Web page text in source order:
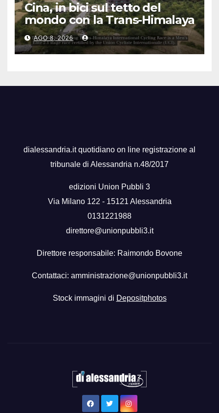
Cina, in bici sul tetto del
mondo con la Trans-Himalaya
Race
AGO 8, 2026
dialessandria.it quotidiano on line registrazione al
tribunale di Alessandria n.48/2017
edizioni Union Pubbli 3
Via Milano 122 - 15121 Alessandria
0131221988
direttore@unionpubbli3.it
Direttore responsabile: Raimondo Bovone
Contattaci: amministrazione@unionpubbli3.it
Stock immagini di Depositphotos